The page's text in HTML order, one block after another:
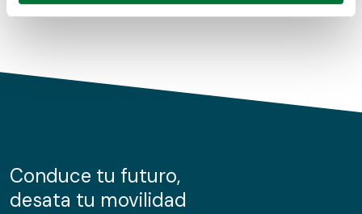
Obtenga más información sobre cómo se procesan sus
de cookies.
información sobre el uso que haga del sitio web con
nuestros partners de redes sociales, publicidad y análisis
Conduce tu futuro,
desata tu movilidad